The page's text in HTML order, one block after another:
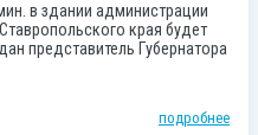
в здании администрации
края будет
представитель Губернатора
подробнее